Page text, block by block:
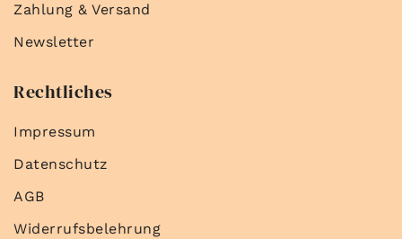
Zahlung & Versand
Newsletter
Rechtliches
Impressum
Datenschutz
AGB
Widerrufsbelehrung